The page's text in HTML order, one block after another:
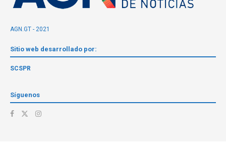
AGN.GT - 2021
Sitio web desarrollado por:
SCSPR
Síguenos